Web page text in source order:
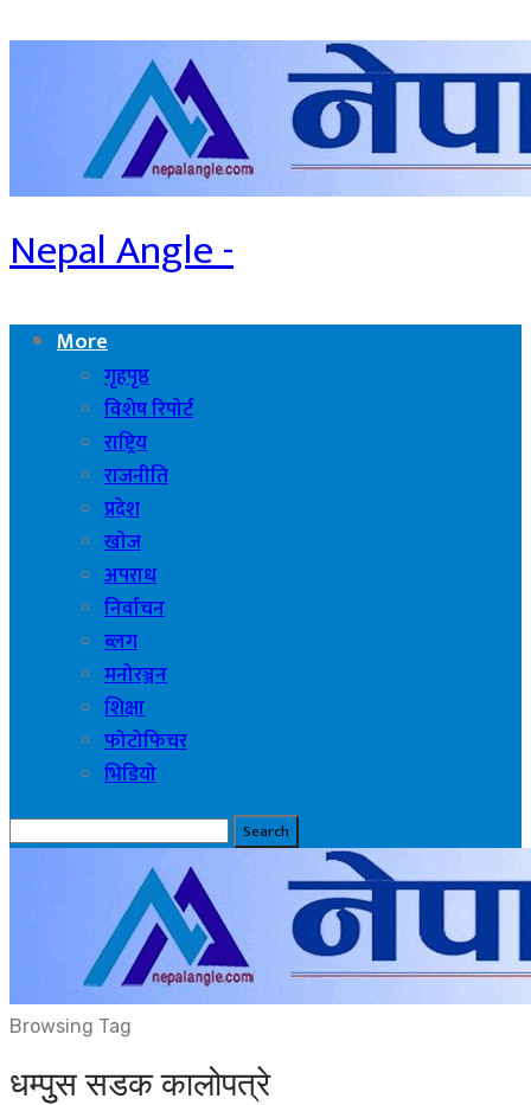
Nepal Angle -
More
गृहपृष्ठ
विशेष रिपाेर्ट
राष्ट्रिय
राजनीति
प्रदेश
खाेज
अपराध
निर्वाचन
ब्लग
मनोरञ्जन
शिक्षा
फोटोफिचर
भिडियो
Browsing Tag
धम्पुुस सडक कालोपत्रे